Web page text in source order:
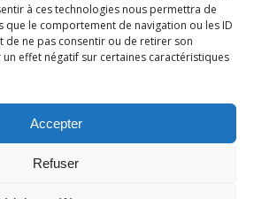
à ces technologies nous permettra de
que le comportement de navigation ou les ID
de ne pas consentir ou de retirer son
effet négatif sur certaines caractéristiques
Accepter
Refuser